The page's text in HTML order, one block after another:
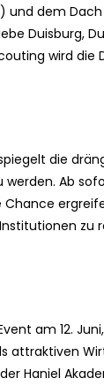
und dem
Duisburg,
wird die
die
Ab
zu
am 12.
attraktiven
Haniel